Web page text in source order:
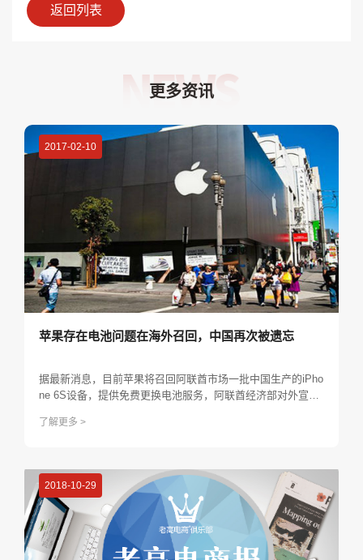
返回列表
更多资讯
2017-02-10
苹果存在电池问题在海外召回，中国再次被遗忘
据最新消息，目前苹果将召回阿联酋市场一批中国生产的iPho
ne 6S设备，提供免费更换电池服务，阿联酋经济部对外宣
6S设备。
了解更多 >
2018-10-29